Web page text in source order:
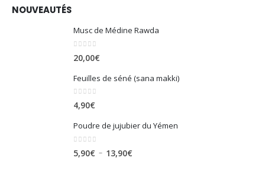
NOUVEAUTÉS
Musc de Médine Rawda
20,00€
Feuilles de séné (sana makki)
0 sur 5
4,90€
Poudre de jujubier du Yémen
5,90€ – 13,90€